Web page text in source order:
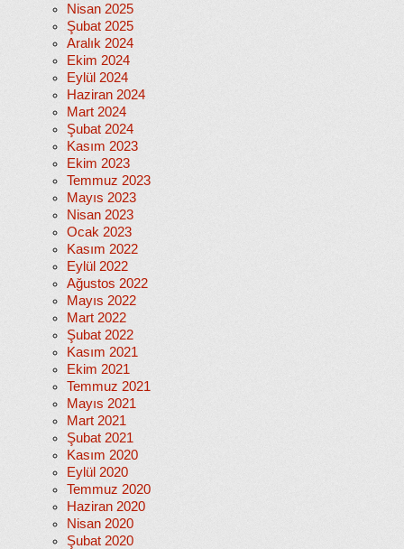
Nisan 2025
Şubat 2025
Aralık 2024
Ekim 2024
Eylül 2024
Haziran 2024
Mart 2024
Şubat 2024
Kasım 2023
Ekim 2023
Temmuz 2023
Mayıs 2023
Nisan 2023
Ocak 2023
Kasım 2022
Eylül 2022
Ağustos 2022
Mayıs 2022
Mart 2022
Şubat 2022
Kasım 2021
Ekim 2021
Temmuz 2021
Mayıs 2021
Mart 2021
Şubat 2021
Kasım 2020
Eylül 2020
Temmuz 2020
Haziran 2020
Nisan 2020
Şubat 2020